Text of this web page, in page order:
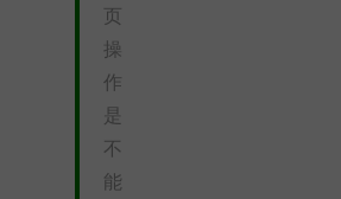
页
操
作
是
不
能